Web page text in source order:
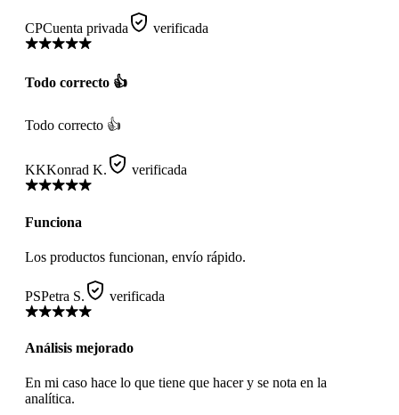
CPCuenta privada verificada
Todo correcto 👍
Todo correcto 👍
KKKonrad K. verificada
Funciona
Los productos funcionan, envío rápido.
PSPetra S. verificada
Análisis mejorado
En mi caso hace lo que tiene que hacer y se nota en la
analítica.